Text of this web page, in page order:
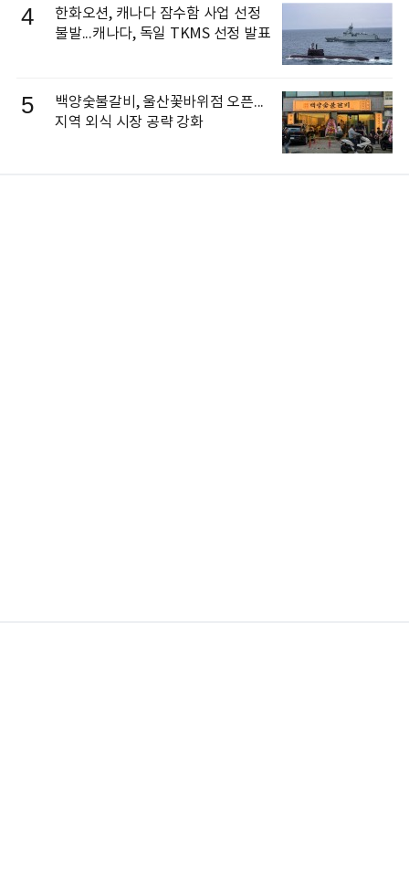
4
한화오션, 캐나다 잠수함 사업 선정
불발...캐나다, 독일 TKMS 선정 발표
5
백양숯불갈비, 울산꽃바위점 오픈...
지역 외식 시장 공략 강화